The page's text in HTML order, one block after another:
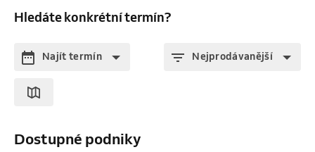
Hledáte konkrétní termín?
Najít termín Nejprodávanější
Dostupné podniky